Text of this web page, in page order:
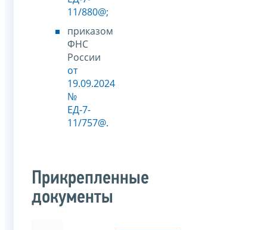
11/880@;
приказом
ФНС
России
от
19.09.2024
№
ЕД-7-
11/757@.
Прикрепленные
документы